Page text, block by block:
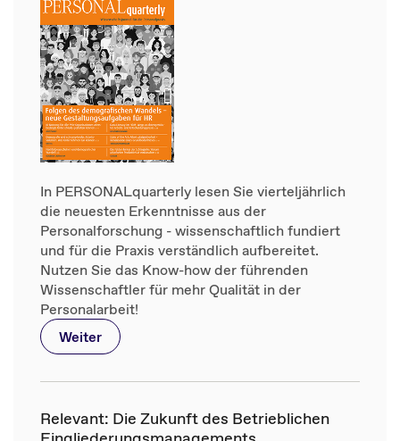
In PERSONALquarterly lesen Sie vierteljährlich
die neuesten Erkenntnisse aus der
Personalforschung - wissenschaftlich fundiert
und für die Praxis verständlich aufbereitet.
Nutzen Sie das Know-how der führenden
Wissenschaftler für mehr Qualität in der
Personalarbeit!
Weiter
Relevant: Die Zukunft des Betrieblichen